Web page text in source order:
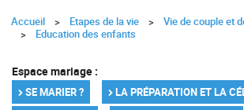
Accueil Etapes de la vie
Vie de couple et
Education des enfants
Espace mariage :
SE MARIER ?
LA PRÉPARATION ET LA